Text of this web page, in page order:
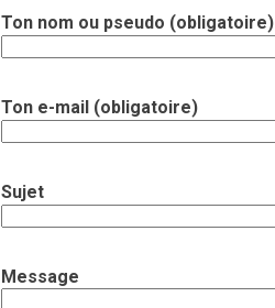
Ton nom ou pseudo (obligatoire)
Ton e-mail (obligatoire)
Sujet
Message